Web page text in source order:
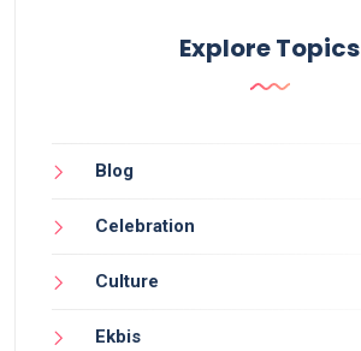
Explore Topics
Blog
Celebration
Culture
Ekbis